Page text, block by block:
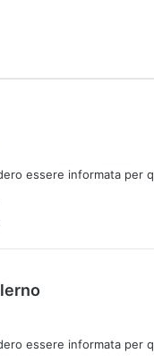
essere informata per
e
essere informata per